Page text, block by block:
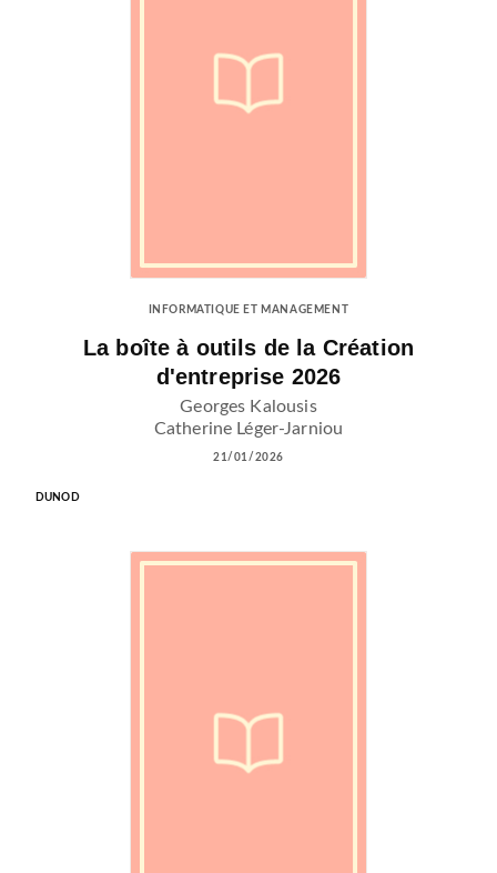
INFORMATIQUE ET MANAGEMENT
La boîte à outils de la Création
d'entreprise 2026
Georges Kalousis
Catherine Léger-Jarniou
21/01/2026
DUNOD